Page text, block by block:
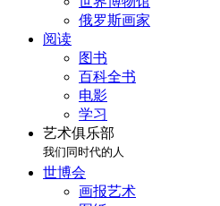
俄罗斯画家
阅读
图书
百科全书
电影
学习
艺术俱乐部
我们同时代的人
世博会
画报艺术